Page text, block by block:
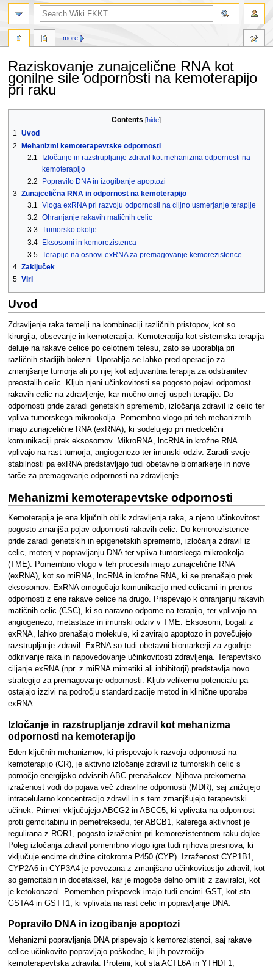
Raziskovanje zunajcelične RNA kot
gonilne sile odpornosti na kemoterapijo
pri raku
navigation
search
Contents
1 Uvod
2 Mehanizmi kemoterapevtske odpornosti
2.1
Izločanje in razstrupljanje zdravil kot mehanizma odpornosti na
kemoterapijo
2.2
Popravilo DNA in izogibanje apoptozi
3 Zunajcelična RNA in odpornost na kemoterapijo
3.1 Vloga exRNA pri razvoju odpornosti na ciljno usmerjanje terapije
3.2 Ohranjanje rakavih matičnih celic
3.3 Tumorsko okolje
3.4 Eksosomi in kemorezistenca
3.5 Terapije na osnovi exRNA za premagovanje kemorezistence
4 Zaključek
5 Viri
Uvod
Zdravljenje raka temelji na kombinaciji različnih pristopov, kot so
kirurgija, obsevanje in kemoterapija. Kemoterapija kot sistemska terapija
deluje na rakave celice po celotnem telesu, zato se uporablja pri
različnih stadijih bolezni. Uporablja se lahko pred operacijo za
zmanjšanje tumorja ali po njej kot adjuvantna terapija za odstranitev
preostalih celic. Kljub njeni učinkovitosti se pogosto pojavi odpornost
rakavih celic na zdravljenje, kar močno omeji uspeh terapije. Do
odpornosti pride zaradi genetskih sprememb, izločanja zdravil iz celic ter
vpliva tumorskega mikrookolja. Pomembno vlogo pri teh mehanizmih
imajo zunajcelične RNA (exRNA), ki sodelujejo pri medcelični
komunikaciji prek eksosomov. MikroRNA, lncRNA in krožne RNA
vplivajo na rast tumorja, angiogenezo ter imunski odziv. Zaradi svoje
stabilnosti pa exRNA predstavljajo tudi obetavne biomarkerje in nove
tarče za premagovanje odpornosti na zdravljenje.
Mehanizmi kemoterapevtske odpornosti
Kemoterapija je ena ključnih oblik zdravljenja raka, a njeno učinkovitost
pogosto zmanjša pojav odpornosti rakavih celic. Do kemorezistence
pride zaradi genetskih in epigenetskih sprememb, izločanja zdravil iz
celic, motenj v popravljanju DNA ter vpliva tumorskega mikrookolja
(TME). Pomembno vlogo v teh procesih imajo zunajcelične RNA
(exRNA), kot so miRNA, lncRNA in krožne RNA, ki se prenašajo prek
eksosomov. ExRNA omogočajo komunikacijo med celicami in prenos
odpornosti z ene rakave celice na drugo. Prispevajo k ohranjanju rakavih
matičnih celic (CSC), ki so naravno odporne na terapijo, ter vplivajo na
angiogenezo, metastaze in imunski odziv v TME. Eksosomi, bogati z
exRNA, lahko prenašajo molekule, ki zavirajo apoptozo in povečujejo
razstrupljanje zdravil. ExRNA so tudi obetavni biomarkerji za zgodnje
odkrivanje raka in napovedovanje učinkovitosti zdravljenja. Terapevtsko
ciljanje exRNA (npr. z miRNA mimetiki ali inhibitorji) predstavlja novo
strategijo za premagovanje odpornosti. Kljub velikemu potencialu pa
ostajajo izzivi na področju standardizacije metod in klinične uporabe
exRNA.
Izločanje in razstrupljanje zdravil kot mehanizma
odpornosti na kemoterapijo
Eden ključnih mehanizmov, ki prispevajo k razvoju odpornosti na
kemoterapijo (CR), je aktivno izločanje zdravil iz tumorskih celic s
pomočjo energijsko odvisnih ABC prenašalcev. Njihova prekomerna
izraženost vodi do pojava več zdravilne odpornosti (MDR), saj znižujejo
intracelularno koncentracijo zdravil in s tem zmanjšujejo terapevtski
učinek. Primeri vključujejo ABCG2 in ABCC5, ki vplivata na odpornost
proti gemcitabinu in pemetreksedu, ter ABCB1, katerega aktivnost je
regulirana z ROR1, pogosto izraženim pri kemorezistentnem raku dojke.
Poleg izločanja zdravil pomembno vlogo igra tudi njihova presnova, ki
vključuje encime družine citokroma P450 (CYP). Izraženost CYP1B1,
CYP2A6 in CYP3A4 je povezana z zmanjšano učinkovitostjo zdravil, kot
so gemcitabin in docetaksel, kar je mogoče delno omiliti z zaviralci, kot
je ketokonazol. Pomemben prispevek imajo tudi encimi GST, kot sta
GSTA4 in GSTT1, ki vplivata na rast celic in popravljanje DNA.
Popravilo DNA in izogibanje apoptozi
Mehanizmi popravljanja DNA prispevajo k kemorezistenci, saj rakave
celice učinkovito popravljajo poškodbe, ki jih povzročijo
kemoterapevtska zdravila. Proteini, kot sta ACTL6A in YTHDF1,
more
search